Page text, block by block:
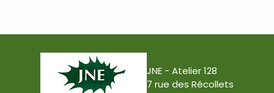
JNE - Atelier 128
7 rue des Récollets